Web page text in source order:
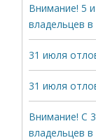
Внимание! 5
владельцев
31 июля
31 июля
Внимание! С
владельцев в